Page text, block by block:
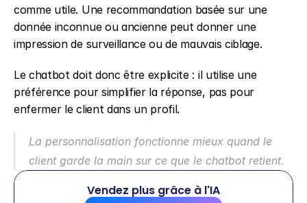
comme utile. Une recommandation basée sur une
donnée inconnue ou ancienne peut donner une
impression de surveillance ou de mauvais ciblage.
Le chatbot doit donc être explicite : il utilise une
préférence pour simplifier la réponse, pas pour
enfermer le client dans un profil.
La personnalisation fonctionne mieux quand le
client garde la main sur ce que le chatbot retient.
Vendez plus grâce à l'IA